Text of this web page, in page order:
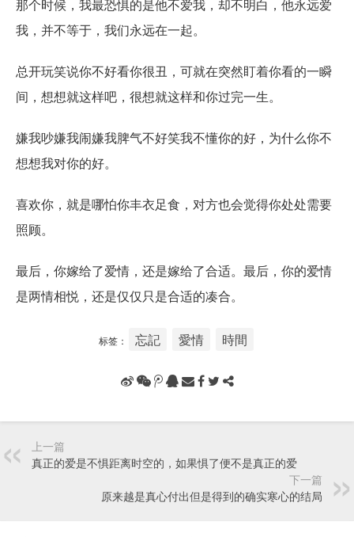
那个时候，我最恐惧的是他不爱我，却不明白，他永远爱
我，并不等于，我们永远在一起。
总开玩笑说你不好看你很丑，可就在突然盯着你看的一瞬
间，想想就这样吧，很想就这样和你过完一生。
嫌我吵嫌我闹嫌我脾气不好笑我不懂你的好，为什么你不
想想我对你的好。
喜欢你，就是哪怕你丰衣足食，对方也会觉得你处处需要
照顾。
最后，你嫁给了爱情，还是嫁给了合适。最后，你的爱情
是两情相悦，还是仅仅只是合适的凑合。
标签： 忘記 愛情 時間
上一篇
真正的爱是不惧距离时空的，如果惧了便不是真正的爱
下一篇
原来越是真心付出但是得到的确实寒心的结局